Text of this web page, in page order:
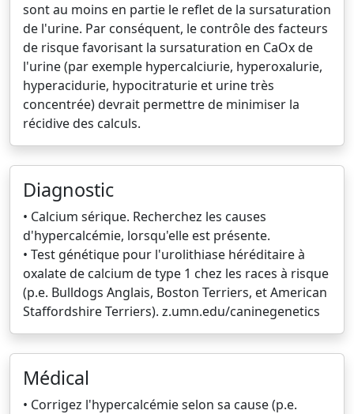
sont au moins en partie le reflet de la sursaturation
de l'urine. Par conséquent, le contrôle des facteurs
de risque favorisant la sursaturation en CaOx de
l'urine (par exemple hypercalciurie, hyperoxalurie,
hyperacidurie, hypocitraturie et urine très
concentrée) devrait permettre de minimiser la
récidive des calculs.
Diagnostic
• Calcium sérique. Recherchez les causes
d'hypercalcémie, lorsqu'elle est présente.
• Test génétique pour l'urolithiase héréditaire à
oxalate de calcium de type 1 chez les races à risque
(p.e. Bulldogs Anglais, Boston Terriers, et American
Staffordshire Terriers). z.umn.edu/caninegenetics
Médical
• Corrigez l'hypercalcémie selon sa cause (p.e.